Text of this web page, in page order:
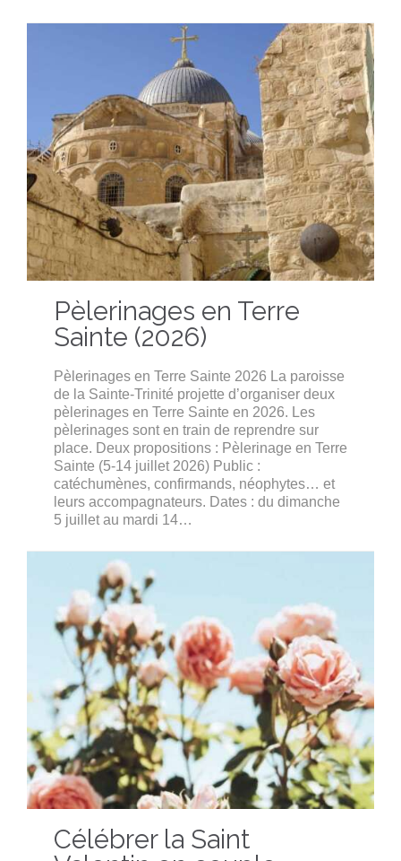
Pèlerinages en Terre
Sainte (2026)
Pèlerinages en Terre Sainte 2026 La paroisse
de la Sainte-Trinité projette d’organiser deux
pèlerinages en Terre Sainte en 2026. Les
pèlerinages sont en train de reprendre sur
place. Deux propositions : Pèlerinage en Terre
Sainte (5-14 juillet 2026) Public :
catéchumènes, confirmands, néophytes… et
leurs accompagnateurs. Dates : du dimanche
5 juillet au mardi 14…
Célébrer la Saint